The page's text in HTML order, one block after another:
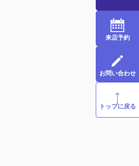
来店予約
お問い合わせ
トップに戻る